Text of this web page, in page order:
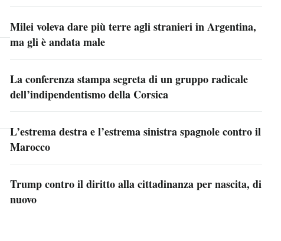
Milei voleva dare più terre agli stranieri in Argentina,
ma gli è andata male
La conferenza stampa segreta di un gruppo radicale
dell’indipendentismo della Corsica
L’estrema destra e l’estrema sinistra spagnole contro il
Marocco
Trump contro il diritto alla cittadinanza per nascita, di
nuovo